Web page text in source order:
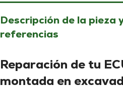
Descripción de la pieza
referencias
Reparación de tu
montada en